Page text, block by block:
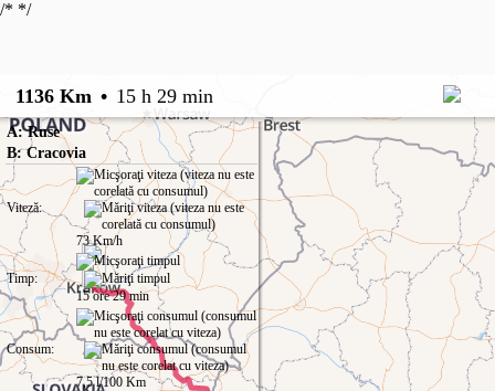
/* */
1136 Km • 15 h 29 min
A: Ruse
B: Cracovia
Viteză:
73 Km/h
Timp:
15 ore 29 min
Consum:
7,5 l/100 Km